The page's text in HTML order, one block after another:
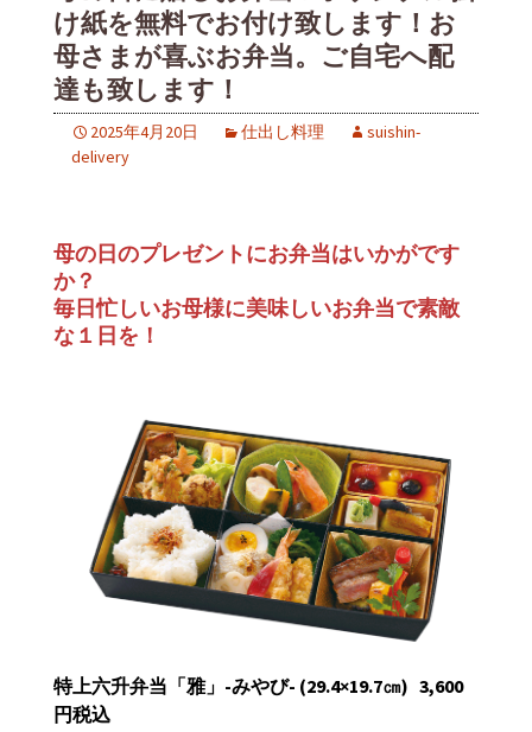
け紙を無料でお付け致します！お
母さまが喜ぶお弁当。ご自宅へ配
達も致します！
2025年4月20日 仕出し料理
suishin-
delivery
母の日のプレゼントにお弁当はいかがです
か？
毎日忙しいお母様に美味しいお弁当で素敵
な１日を！
特上六升弁当「雅」-みやび- (29.4×19.7㎝) 3,600
円税込